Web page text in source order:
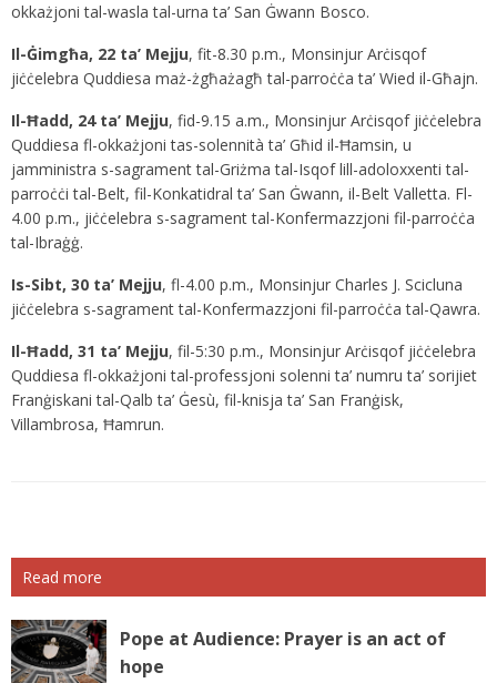
okkażjoni tal-wasla tal-urna ta’ San Ġwann Bosco.
Il-Ġimgħa, 22 ta’ Mejju, fit-8.30 p.m., Monsinjur Arċisqof
jiċċelebra Quddiesa maż-żgħażagħ tal-parroċċa ta’ Wied il-Għajn.
Il-Ħadd, 24 ta’ Mejju, fid-9.15 a.m., Monsinjur Arċisqof jiċċelebra
Quddiesa fl-okkażjoni tas-solennità ta’ Għid il-Ħamsin, u
jamministra s-sagrament tal-Griżma tal-Isqof lill-adoloxxenti tal-
parroċċi tal-Belt, fil-Konkatidral ta’ San Ġwann, il-Belt Valletta. Fl-
4.00 p.m., jiċċelebra s-sagrament tal-Konfermazzjoni fil-parroċċa
tal-Ibraġġ.
Is-Sibt, 30 ta’ Mejju, fl-4.00 p.m., Monsinjur Charles J. Scicluna
jiċċelebra s-sagrament tal-Konfermazzjoni fil-parroċċa tal-Qawra.
Il-Ħadd, 31 ta’ Mejju, fil-5:30 p.m., Monsinjur Arċisqof jiċċelebra
Quddiesa fl-okkażjoni tal-professjoni solenni ta’ numru ta’ sorijiet
Franġiskani tal-Qalb ta’ Ġesù, fil-knisja ta’ San Franġisk,
Villambrosa, Ħamrun.
Read more
Pope at Audience: Prayer is an act of
hope